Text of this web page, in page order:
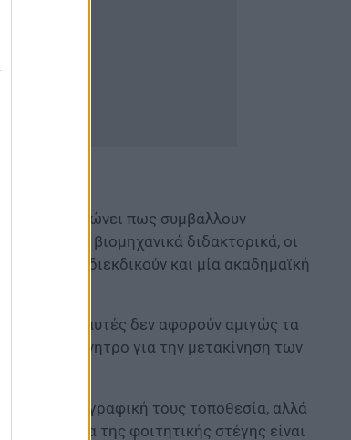
σημειώνει πως συμβάλλουν
τα βιομηχανικά διδακτορικά, οι
και διεκδικούν και μία ακαδημαϊκή
πως αυτές δεν αφορούν αμιγώς τα
μεγάλο κίνητρο για την μετακίνηση των
από τη γεωγραφική τους τοποθεσία, αλλά
πρόβλημα της φοιτητικής στέγης είναι